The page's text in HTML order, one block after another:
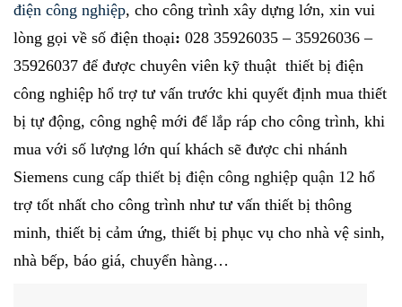
điện công nghiệp, cho công trình xây dựng lớn, xin vui
lòng gọi về số điện thoại: 028 35926035–35926036–
35926037 để được chuyên viên kỹ thuật thiết bị điện
công nghiệp hổ trợ tư vấn trước khi quyết định mua thiết
bị tự động, công nghệ mới để lắp ráp cho công trình, khi
mua với số lượng lớn quí khách sẽ được chi nhánh
Siemens cung cấp thiết bị điện công nghiệp quận 12 hổ
trợ tốt nhất cho công trình như tư vấn thiết bị thông
minh, thiết bị cảm ứng, thiết bị phục vụ cho nhà vệ sinh,
nhà bếp, báo giá, chuyển hàng…